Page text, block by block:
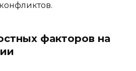
факторов на